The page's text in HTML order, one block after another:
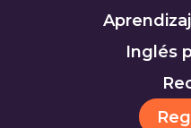
Inglés